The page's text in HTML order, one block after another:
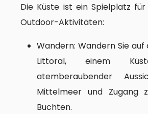
Die Küste ist ein Spielplatz
Outdoor-Aktivitäten:
Wandern: Wandern Sie
Littoral, einem
atemberaubender
Mittelmeer und Zugang
Buchten.